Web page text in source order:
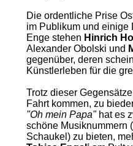
Die ordentliche Prise
im Publikum und einige
Enge stehen Hinrich
Alexander Obolski und
gegenüber, deren
Künstlerleben für die
Trotz dieser
Fahrt kommen, zu
"Oh mein Papa"hat es
schöne Musiknummern
Schaukel) zu bieten,